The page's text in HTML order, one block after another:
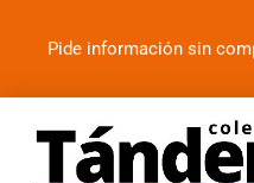
Pide información sin